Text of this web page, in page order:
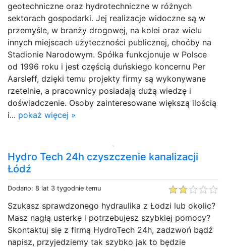
geotechniczne oraz hydrotechniczne w różnych
sektorach gospodarki. Jej realizacje widoczne są w
przemyśle, w branży drogowej, na kolei oraz wielu
innych miejscach użyteczności publicznej, choćby na
Stadionie Narodowym. Spółka funkcjonuje w Polsce
od 1996 roku i jest częścią duńskiego koncernu Per
Aarsleff, dzięki temu projekty firmy są wykonywane
rzetelnie, a pracownicy posiadają dużą wiedzę i
doświadczenie. Osoby zainteresowane większą ilością
i... pokaż więcej »
Hydro Tech 24h czyszczenie kanalizacji
Łódź
Dodano: 8 lat 3 tygodnie temu
Szukasz sprawdzonego hydraulika z Łodzi lub okolic?
Masz nagłą usterkę i potrzebujesz szybkiej pomocy?
Skontaktuj się z firmą HydroTech 24h, zadzwoń bądź
napisz, przyjedziemy tak szybko jak to będzie